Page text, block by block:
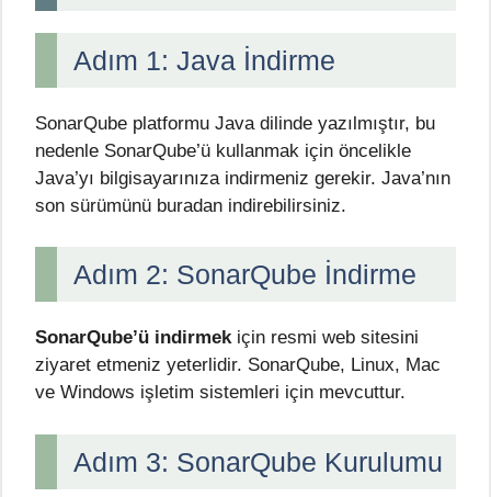
Adım 1: Java İndirme
SonarQube platformu Java dilinde yazılmıştır, bu
nedenle SonarQube’ü kullanmak için öncelikle
Java’yı bilgisayarınıza indirmeniz gerekir. Java’nın
son sürümünü buradan indirebilirsiniz.
Adım 2: SonarQube İndirme
SonarQube’ü indirmek için resmi web sitesini
ziyaret etmeniz yeterlidir. SonarQube, Linux, Mac
ve Windows işletim sistemleri için mevcuttur.
Adım 3: SonarQube Kurulumu